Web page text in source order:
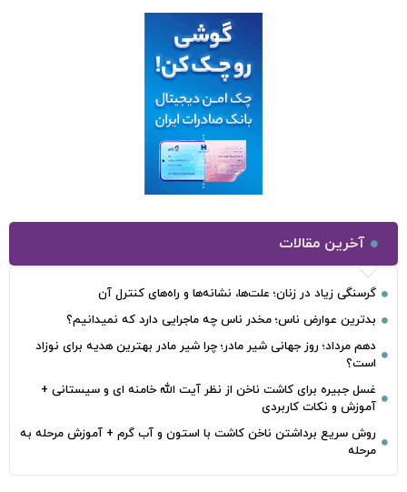
آخرین مقالات
گرسنگی زیاد در زنان؛ علت‌ها، نشانه‌ها و راه‌های کنترل آن
بدترین عوارض ناس؛ مخدر ناس چه ماجرایی دارد که نمیدانیم؟
دهم مرداد؛ روز جهانی شیر مادر؛ چرا شیر مادر بهترین هدیه برای نوزاد
است؟
غسل جبیره برای کاشت ناخن از نظر آیت الله خامنه ای و سیستانی +
آموزش و نکات کاربردی
روش سریع برداشتن ناخن کاشت با استون و آب گرم + آموزش مرحله به
مرحله